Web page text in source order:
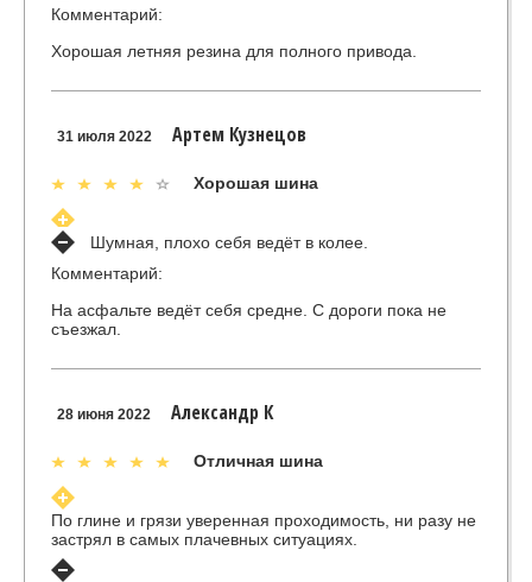
Комментарий:
Хорошая летняя резина для полного привода.
31 июля 2022 Артем Кузнецов
Хорошая шина
Шумная, плохо себя ведёт в колее.
Комментарий:
На асфальте ведёт себя средне. С дороги пока не
съезжал.
28 июня 2022 Александр К
Отличная шина
По глине и грязи уверенная проходимость, ни разу не
застрял в самых плачевных ситуациях.